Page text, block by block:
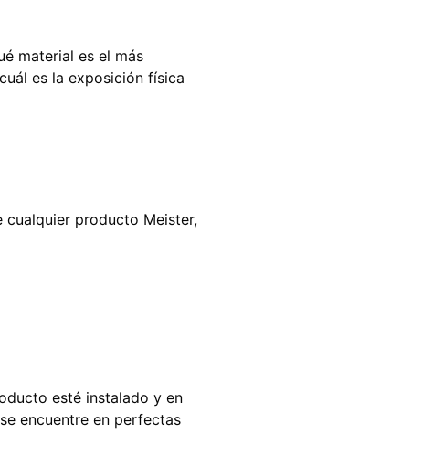
material es el más
es la exposición física
cualquier producto Meister,
esté instalado y en
encuentre en perfectas